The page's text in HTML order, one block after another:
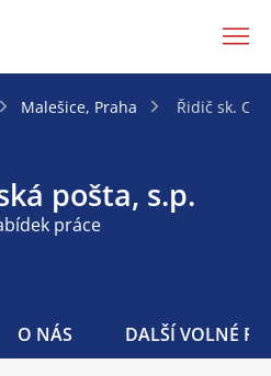
Malešice, Praha Řidič sk. C
pošta, s.p.
práce
O NÁS DALŠÍ VOLNÉ